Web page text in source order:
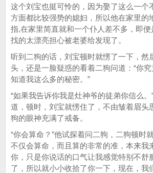
这个刘宝也挺可怜的，因为娶了这么一个
方面都比较强势的媳妇，所以他在家里的
指,在家里简直就和一个仆人差不多，即
找的太漂亮担心被老婆给发现了。
听到二狗的话，刘宝顿时就愣了一下，然
头，还是一脸疑惑的看着二狗问道：“你
知道我这么多的秘密。”
“如果我告诉你我是灶神爷的徒弟你信么
道，顿时，刘宝就愣住了，不由皱着眉头
狗的眼神充满了戒备。
“你会算命？”他试探着问二狗，二狗顿时
不仅会算命，而且算的非常的准，本来我
你，只是你说话的口气让我感觉特别不舒
了，所以就小小收拾了你一下，现在，我